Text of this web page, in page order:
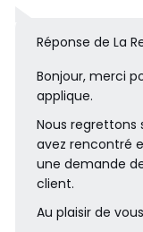
Réponse de La
Bonjour, merci
applique.
Nous regrettons
avez rencontré
une demande
client.
Au plaisir de